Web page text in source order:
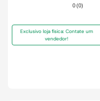
0 (0)
Exclusivo loja física: Contate um
vendedor!